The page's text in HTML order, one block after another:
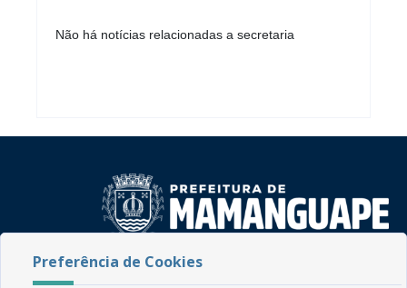
Não há notícias relacionadas a secretaria
Rua do Imperador, 78, Centro
Preferência de Cookies